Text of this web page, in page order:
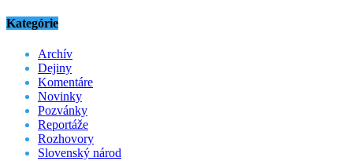
Kategórie
Archív
Dejiny
Komentáre
Novinky
Pozvánky
Reportáže
Rozhovory
Slovenský národ